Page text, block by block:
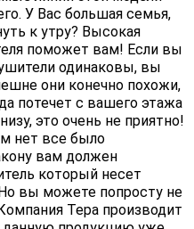
У Вас большая семья,
к утру? Высокая
поможет вам! Если вы
одинаковы, вы
они конечно похожи,
потечет с вашего этажа
это очень не приятно!
нет все было
вам должен
который несет
вы можете попросту не
Тера производит